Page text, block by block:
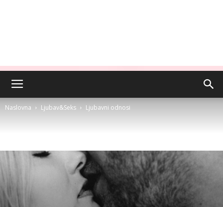
Naslovna Ljubav&Seks Ljubavni odnosi